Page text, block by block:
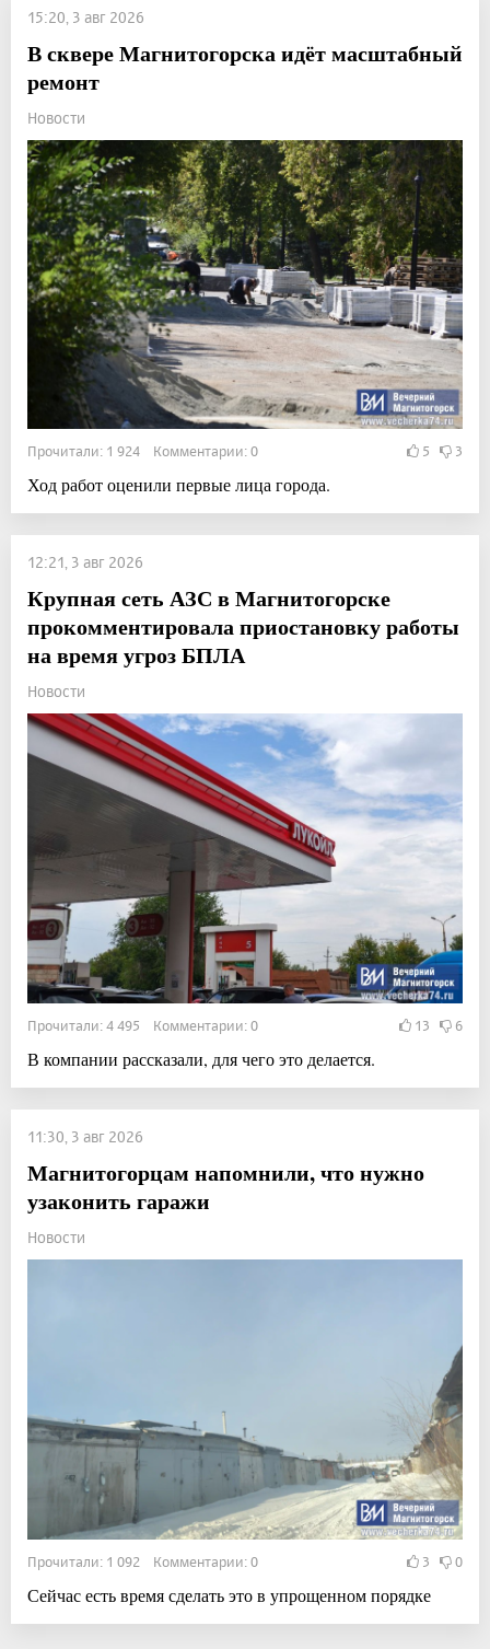
15:20, 3 авг 2026
В сквере Магнитогорска идёт масштабный
ремонт
Новости
Прочитали: 1 924 Комментарии: 0 5 3
Ход работ оценили первые лица города.
12:21, 3 авг 2026
Крупная сеть АЗС в Магнитогорске
прокомментировала приостановку работы
на время угроз БПЛА
Новости
Прочитали: 4 495 Комментарии: 0 13 6
В компании рассказали, для чего это делается.
11:30, 3 авг 2026
Магнитогорцам напомнили, что нужно
узаконить гаражи
Новости
Прочитали: 1 092 Комментарии: 0 3 0
Сейчас есть время сделать это в упрощенном порядке